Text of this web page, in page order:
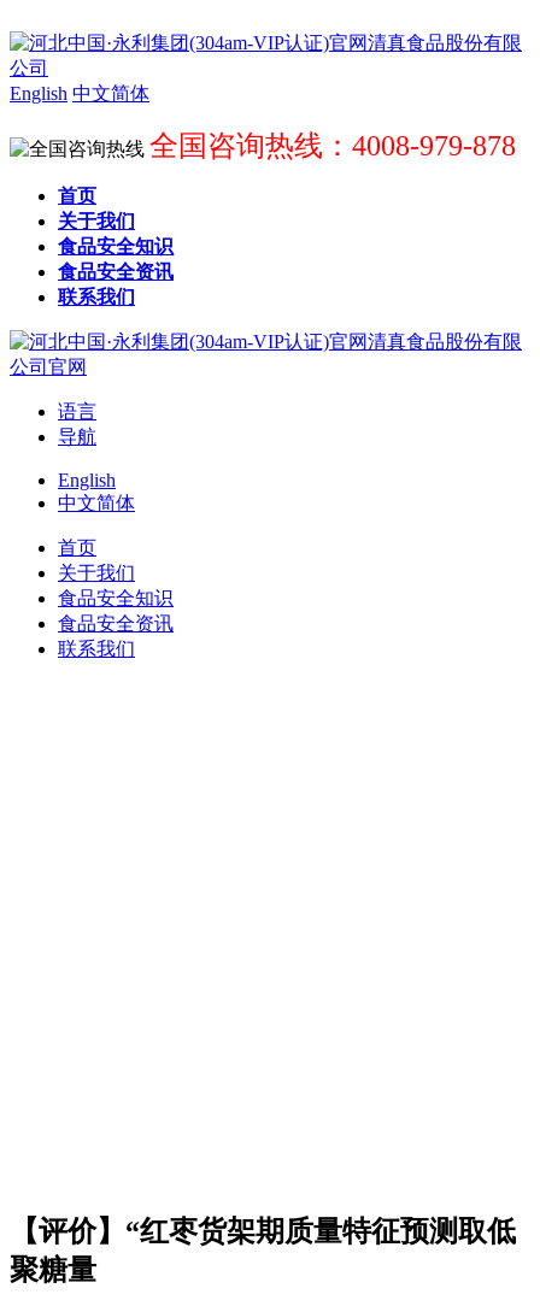
English 中文简体
全国咨询热线：4008-979-878
首页
关于我们
食品安全知识
食品安全资讯
联系我们
语言
导航
English
中文简体
首页
关于我们
食品安全知识
食品安全资讯
联系我们
【评价】“红枣货架期质量特征预测取低
聚糖量